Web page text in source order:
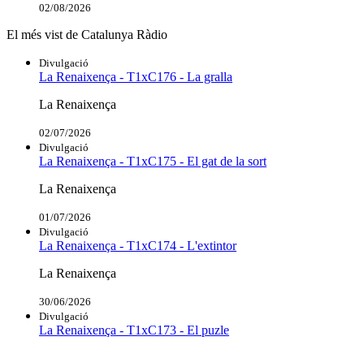
02/08/2026
El més vist de Catalunya Ràdio
Divulgació
La Renaixença - T1xC176 - La gralla
La Renaixença
02/07/2026
Divulgació
La Renaixença - T1xC175 - El gat de la sort
La Renaixença
01/07/2026
Divulgació
La Renaixença - T1xC174 - L'extintor
La Renaixença
30/06/2026
Divulgació
La Renaixença - T1xC173 - El puzle